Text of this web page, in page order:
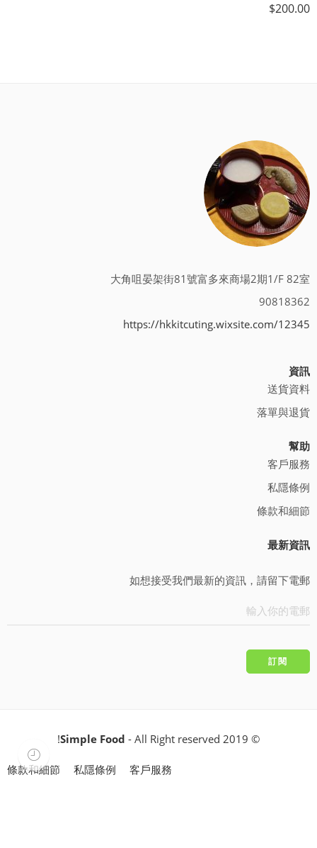
$200.00
大角咀晏架街81號富多來商場2期1/F 82室
90818362
https://hkkitcuting.wixsite.com/12345
資訊
送貨資料
落單與退貨
幫助
客戶服務
私隱條例
條款和細節
最新資訊
如想接受我們最新的資訊，請留下電郵
© 2019
Simple Food - All Right reserved!
客戶服務
私隱條例
條款和細節